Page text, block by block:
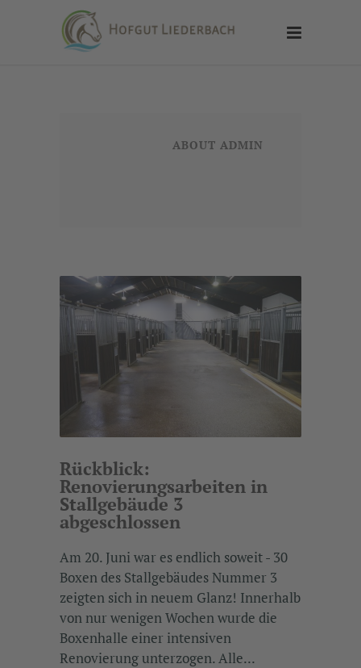
ABOUT ADMIN
Rückblick:
Renovierungsarbeiten in
Stallgebäude 3
abgeschlossen
Am 20. Juni war es endlich soweit - 30
Boxen des Stallgebäudes Nummer 3
zeigten sich in neuem Glanz! Innerhalb
von nur wenigen Wochen wurde die
Boxenhalle einer intensiven
Renovierung unterzogen. Alle...